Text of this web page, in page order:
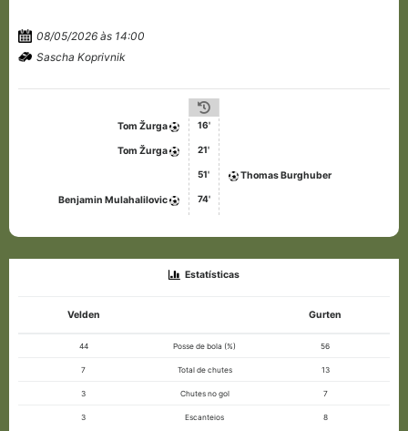
08/05/2026 às 14:00
Sascha Koprivnik
Tom Žurga 16'
Tom Žurga 21'
51' Thomas Burghuber
Benjamin Mulahalilovic 74'
Estatísticas
Velden Gurten
44 Posse de bola (%) 56
7 Total de chutes 13
3 Chutes no gol 7
3 Escanteios 8